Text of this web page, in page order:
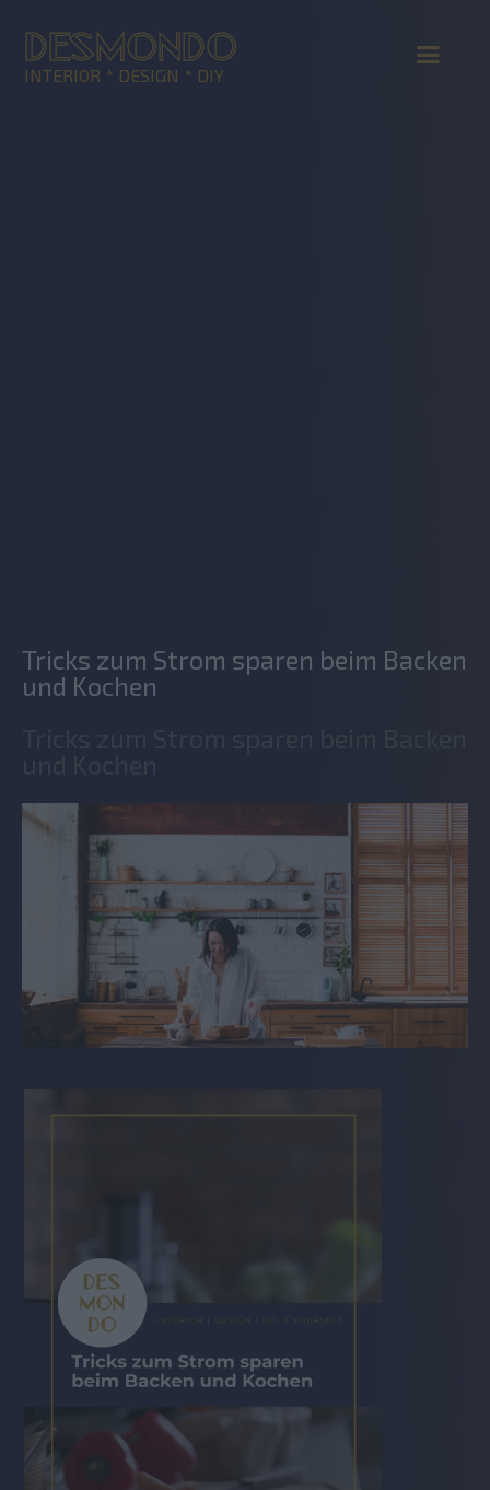
DESMONDO
INTERIOR * DESIGN * DIY
Tricks zum Strom sparen beim Backen
und Kochen